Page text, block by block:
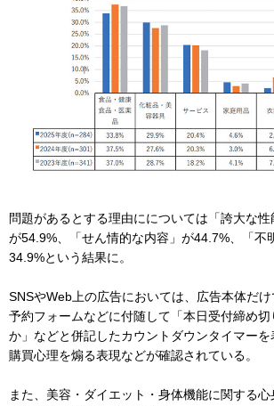
問題があるとする理由にについては「誇大な性
が54.9%、「せん情的な内容」が44.7%、「不
34.9%という結果に。
SNSやWeb上の広告においては、広告本体だ
予約フォームなどに付随して「本日受付締め
か」などと併記したカウントダウンタイマー
購買心理を煽る表現などが確認されている。
また、美容・ダイエット・身体機能に関する